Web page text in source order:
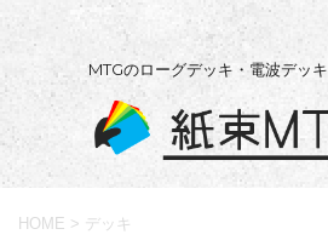
MTGのローグデッキ・電波デッ
HOME > デッキ